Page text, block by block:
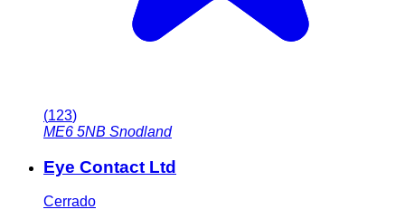
(123)
ME6 5NB Snodland
Eye Contact Ltd
Cerrado